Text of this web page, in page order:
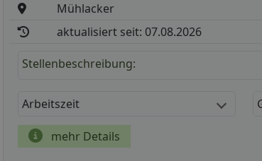
Mühlacker
aktualisiert seit: 07.08.2026
Stellenbeschreibung:
Arbeitszeit
mehr Details